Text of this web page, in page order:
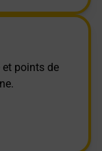
et points de